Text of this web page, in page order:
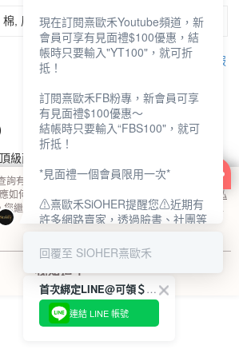
棉, 尼龍, 彈性纖維
客服
查看全部
級面料
有關本網站使用 cookie 方式之詳情，及若您不希
如何變更電腦的 cookie 設定，請參閱本網站「
隱私
您繼續使用本網站即表示您同意本公司得按本網站使
cookie。
我知道了
首次綁定LINE@可領＄100折扣優惠
連結 LINE 帳號
現在訂閱熹歐禾Youtube頻道，新
會員可享有見面禮$100優惠，結
帳時只要輸入"YT100"，就可折
抵！
訂閱熹歐禾FB粉專，新會員可享
有見面禮$100優惠～
結帳時只要輸入“FBS100"，就可
折抵！
*見面禮一個會員限用一次*
⚠熹歐禾SiOHER提醒您⚠近期有
許多網路賣家，透過臉書、社團等
SiOHER』品牌授權、或有內部管
消費者上當及受害。
如有疑慮請至官網先訂單查尋如
〝TM / TS / TG〞開頭,都是我們
回覆至 SIOHER熹歐禾